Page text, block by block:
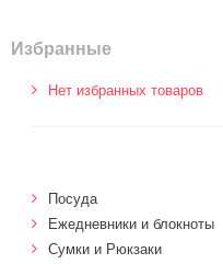
Избранные
Нет избранных товаров
Посуда
Ежедневники и блокноты
Сумки и Рюкзаки